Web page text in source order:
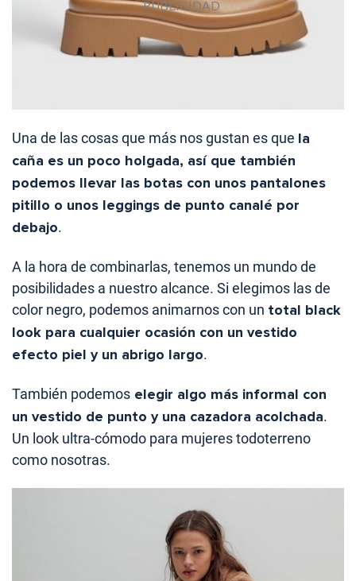
Una de las cosas que más nos gustan es que la
caña es un poco holgada, así que también
podemos llevar las botas con unos pantalones
pitillo o unos leggings de punto canalé por
debajo.
A la hora de combinarlas, tenemos un mundo de
posibilidades a nuestro alcance. Si elegimos las de
color negro, podemos animarnos con un total black
look para cualquier ocasión con un vestido
efecto piel y un abrigo largo.
También podemos elegir algo más informal con
un vestido de punto y una cazadora acolchada.
Un look ultra-cómodo para mujeres todoterreno
como nosotras.